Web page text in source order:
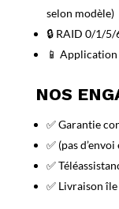
selon modèle)
🔒 RAID 0/1/
📱
NOS
✅ Garantie
✅ (pas
✅
✅ Livraison